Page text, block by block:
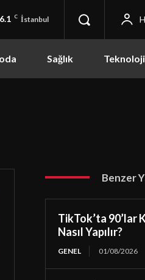
C İstanbul
Sağlık Teknoloji
Benzer
TikTok’ta 90’lar
Nasıl Yapılır?
GENEL 01/08/2026